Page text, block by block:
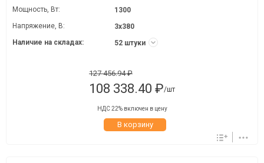
Мощность, Вт:
1300
Напряжение, В:
3х380
Наличие на складах:
52 штуки
127 456.94 ₽
108 338.40 ₽/шт
НДС 22% включен в цену
В корзину